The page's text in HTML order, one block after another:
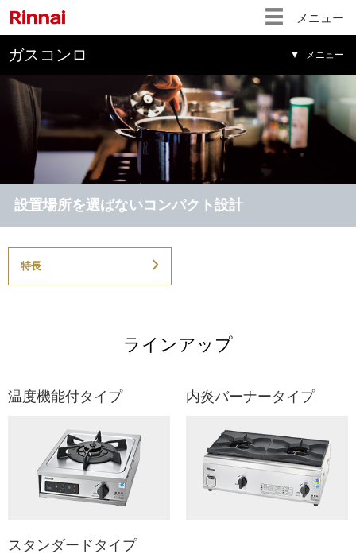
メニュー
ガスコンロ メニュー
設置場所を選ばないコンパクト設計
特長
ラインアップ
温度機能付タイプ 内炎バーナータイプ
スタンダードタイプ